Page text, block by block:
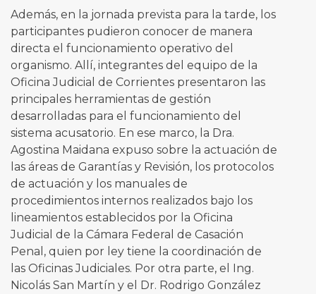
Además, en la jornada prevista para la tarde, los
participantes pudieron conocer de manera
directa el funcionamiento operativo del
organismo. Allí, integrantes del equipo de la
Oficina Judicial de Corrientes presentaron las
principales herramientas de gestión
desarrolladas para el funcionamiento del
sistema acusatorio. En ese marco, la Dra.
Agostina Maidana expuso sobre la actuación de
las áreas de Garantías y Revisión, los protocolos
de actuación y los manuales de
procedimientos internos realizados bajo los
lineamientos establecidos por la Oficina
Judicial de la Cámara Federal de Casación
Penal, quien por ley tiene la coordinación de
las Oficinas Judiciales. Por otra parte, el Ing.
Nicolás San Martín y el Dr. Rodrigo González